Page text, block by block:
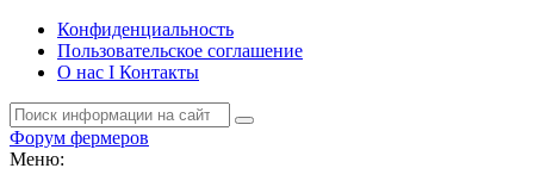
Конфиденциальность
Пользовательское соглашение
О нас I Контакты
Форум фермеров
Меню: